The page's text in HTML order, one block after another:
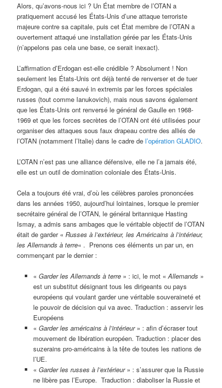
Alors, qu’avons-nous ici ? Un État membre de l’OTAN a
pratiquement accusé les États-Unis d’une attaque terroriste
majeure contre sa capitale, puis cet État membre de l’OTAN a
ouvertement attaqué une installation gérée par les États-Unis
(n’appelons pas cela une base, ce serait inexact).
L’affirmation d’Erdogan est-elle crédible ? Absolument ! Non
seulement les États-Unis ont déjà tenté de renverser et de tuer
Erdogan, qui a été sauvé in extremis par les forces spéciales
russes (tout comme Ianukovich), mais nous savons également
que les États-Unis ont renversé le général de Gaulle en 1968-
1969 et que les forces secrètes de l’OTAN ont été utilisées pour
organiser des attaques sous faux drapeau contre des alliés de
l’OTAN (notamment l’Italie) dans le cadre del’opération GLADIO.
L’OTAN n’est pas une alliance défensive, elle ne l’a jamais été,
elle est un outil de domination coloniale des États-Unis.
Cela a toujours été vrai, d’où les célèbres paroles prononcées
dans les années 1950, aujourd’hui lointaines, lorsque le premier
secrétaire général de l’OTAN, le général britannique Hasting
Ismay, a admis sans ambages que le véritable objectif de l’OTAN
était de garder «Russes à l’extérieur, les Américains à l’intérieur,
les Allemands à terre« . Prenons ces éléments un par un, en
commençant par le dernier :
« Garder les Allemands à terre» : ici, le mot «Allemands »
est un substitut désignant tous les dirigeants ou pays
européens qui voulant garder une véritable souveraineté et
le pouvoir de décision qui va avec. Traduction : asservir les
Européens
« Garder les américains àl’intérieur» : afin d’écraser tout
mouvement de libération européen. Traduction : placer des
suzerains pro-américains à la tête de toutes les nations de
l’UE.
« Garder les russes àl’extérieur» : s’assurer que la Russie
ne libère pas l’Europe. Traduction : diaboliser la Russie et